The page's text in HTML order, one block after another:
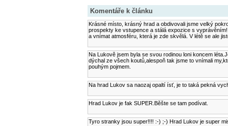
Komentáře k článku
Krásné místo, krásný hrad a obdivovali jsme velký
prospekty ke vstupence a stálá expozice s
a vnímat atmosféru, která je zde skvělá. V létě se ale
Na Lukově jsem byla se svou rodinou loni koncem
dýchal ze všech koutů,alespoň tak jsme to vnímali
pouhým pojmem.
Na hrad Lukov sa naozaj opaltí ísť, je to taká pekná
Hrad Lukov je fak SUPER.Běšte se tam podívat.
Tyro stranky jsou super!!!! :-) ;-) Hrad Lukov je super